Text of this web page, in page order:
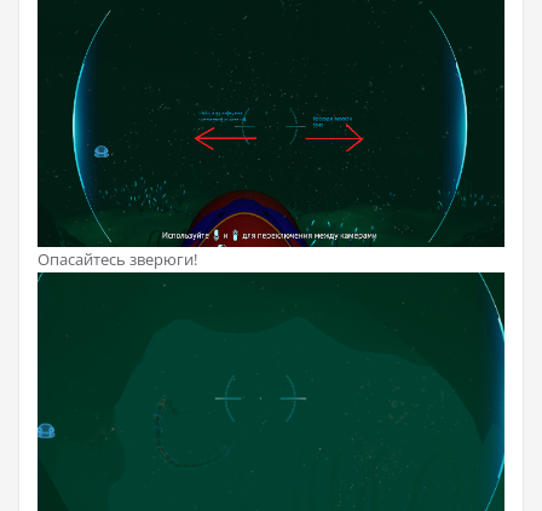
Опасайтесь зверюги!